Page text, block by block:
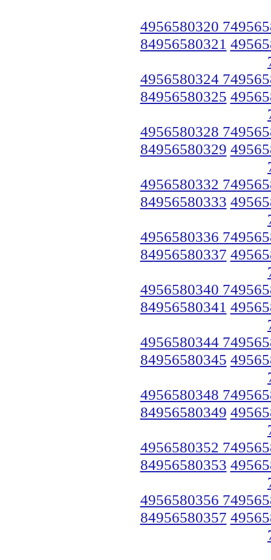
4956580320
84956580321
4956580324
84956580325
4956580328
84956580329
4956580332
84956580333
4956580336
84956580337
4956580340
84956580341
4956580344
84956580345
4956580348
84956580349
4956580352
84956580353
4956580356
84956580357